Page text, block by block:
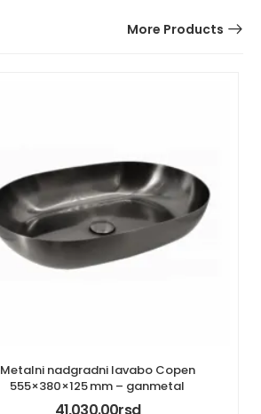
More Products
Metalni nadgradni lavabo Copen
555×380×125 mm – ganmetal
41,030.00rsd